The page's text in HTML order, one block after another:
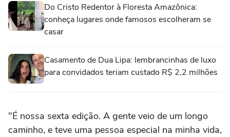
Do Cristo Redentor à Floresta Amazônica:
conheça lugares onde famosos escolheram se
casar
Casamento de Dua Lipa: lembrancinhas de luxo
para convidados teriam custado R$ 2,2 milhões
"É nossa sexta edição. A gente veio de um longo
caminho, e teve uma pessoa especial na minha vida,